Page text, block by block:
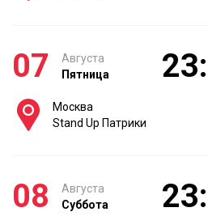
07
Августа
Пятница
Москва
Stand Up Патрики
08
Августа
Суббота